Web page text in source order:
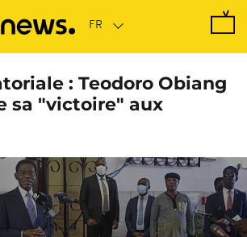
: Teodoro Obiang
sa "victoire" aux